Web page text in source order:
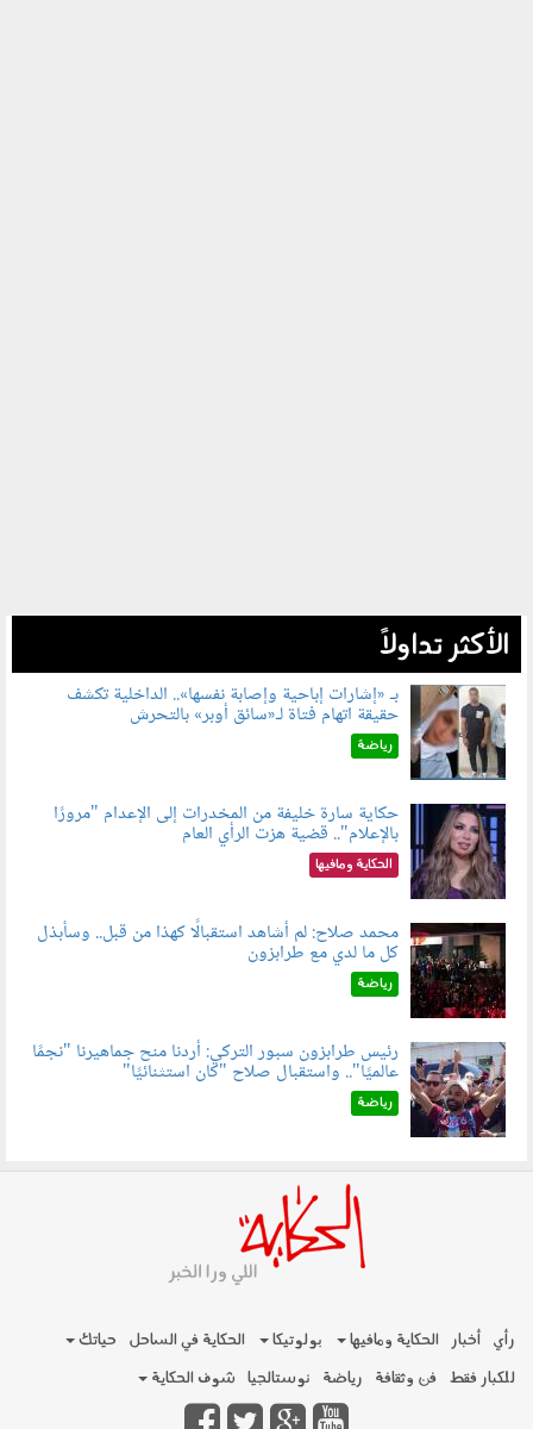
الأكثر تداولاً
060804.jpg
بـ «إشارات إباحية وإصابة نفسها».. الداخلية تكشف
حقيقة اتهام فتاة لـ«سائق أوبر» بالتحرش
رياضة
060801.jpeg
حكاية سارة خليفة من المخدرات إلى الإعدام "مرورًا
بالإعلام".. قضية هزت الرأي العام
الحكاية ومافيها
060802.jpg
محمد صلاح: لم أشاهد استقبالًا كهذا من قبل.. وسأبذل
كل ما لدي مع طرابزون
رياضة
060803.jpg
رئيس طرابزون سبور التركي: أردنا منح جماهيرنا "نجمًا
عالميًا".. واستقبال صلاح "كان استثنائيًا"
رياضة
رأي أخبار الحكاية ومافيها بولوتيكا الحكاية في الساحل
حياتك
للكبار فقط فن وثقافة رياضة نوستالجيا شوف الحكاية